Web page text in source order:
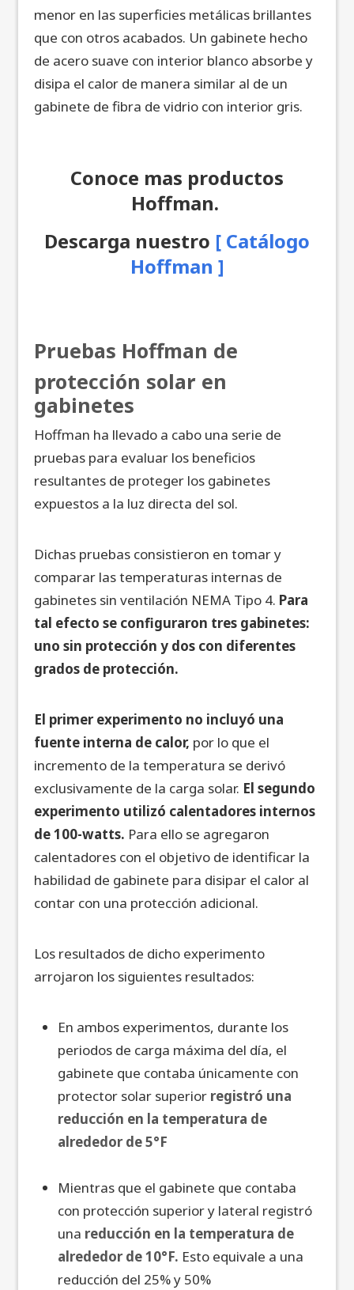
menor en las superficies metálicas brillantes
que con otros acabados. Un gabinete hecho
de acero suave con interior blanco absorbe y
disipa el calor de manera similar al de un
gabinete de fibra de vidrio con interior gris.
Conoce mas productos
Hoffman.
Descarga nuestro [ Catálogo
Hoffman ]
Pruebas Hoffman de
protección solar en
gabinetes
Hoffman ha llevado a cabo una serie de
pruebas para evaluar los beneficios
resultantes de proteger los gabinetes
expuestos a la luz directa del sol.
Dichas pruebas consistieron en tomar y
comparar las temperaturas internas de
gabinetes sin ventilación NEMA Tipo 4. Para
tal efecto se configuraron tres gabinetes:
uno sin protección y dos con diferentes
grados de protección.
El primer experimento no incluyó una
fuente interna de calor, por lo que el
incremento de la temperatura se derivó
exclusivamente de la carga solar. El segundo
experimento utilizó calentadores internos
de 100-watts. Para ello se agregaron
calentadores con el objetivo de identificar la
habilidad de gabinete para disipar el calor al
contar con una protección adicional.
Los resultados de dicho experimento
arrojaron los siguientes resultados:
En ambos experimentos, durante los
periodos de carga máxima del día, el
gabinete que contaba únicamente con
protector solar superior registró una
reducción en la temperatura de
alrededor de 5°F
Mientras que el gabinete que contaba
con protección superior y lateral registró
una reducción en la temperatura de
alrededor de 10°F. Esto equivale a una
reducción del 25% y 50%